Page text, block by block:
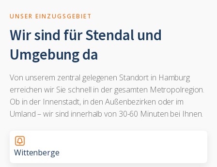
UNSER EINZUGSGEBIET
Wir sind für Stendal und
Umgebung da
Von unserem zentral gelegenen Standort in Hamburg
erreichen wir Sie schnell in der gesamten Metropolregion.
Ob in der Innenstadt, in den Außenbezirken oder im
Umland – wir sind innerhalb von 30-60 Minuten bei Ihnen.
Wittenberge